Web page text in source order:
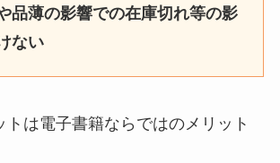
品薄の影響での在庫切れ等の影
ない
トは電子書籍ならではのメリット